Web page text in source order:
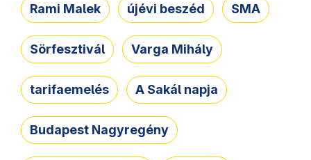
Rami Malek újévi beszéd SMA
Sörfesztivál Varga Mihály
tarifaemelés A Sakál napja
Budapest Nagyregény